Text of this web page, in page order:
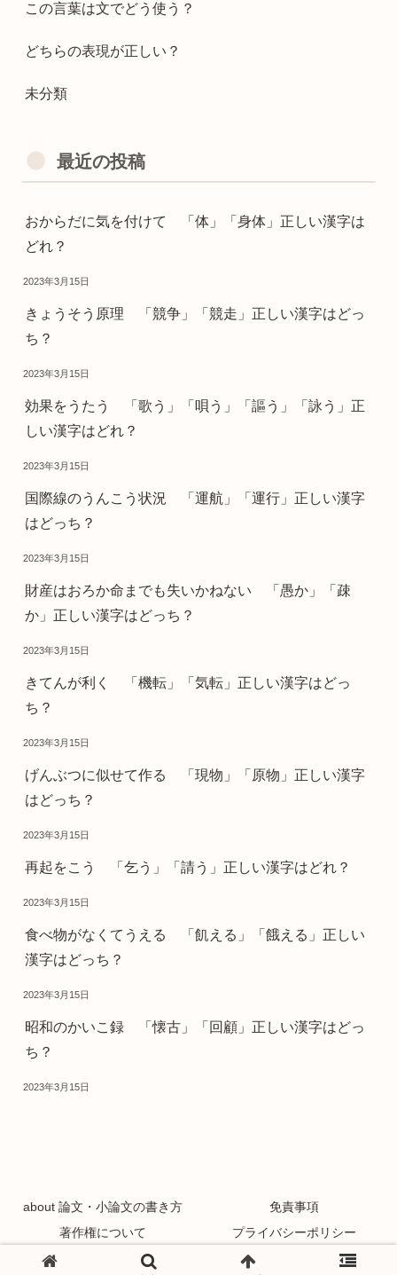
この言葉は文でどう使う？
どちらの表現が正しい？
未分類
最近の投稿
おからだに気を付けて 「体」「身体」正しい漢字は
どれ？
2023年3月15日
きょうそう原理 「競争」「競走」正しい漢字はどっ
ち？
2023年3月15日
効果をうたう 「歌う」「唄う」「謳う」「詠う」正
しい漢字はどれ？
2023年3月15日
国際線のうんこう状況 「運航」「運行」正しい漢字
はどっち？
2023年3月15日
財産はおろか命までも失いかねない 「愚か」「疎
か」正しい漢字はどっち？
2023年3月15日
きてんが利く 「機転」「気転」正しい漢字はどっ
ち？
2023年3月15日
げんぶつに似せて作る 「現物」「原物」正しい漢字
はどっち？
2023年3月15日
再起をこう 「乞う」「請う」正しい漢字はどれ？
2023年3月15日
食べ物がなくてうえる 「飢える」「餓える」正しい
漢字はどっち？
2023年3月15日
昭和のかいこ録 「懐古」「回顧」正しい漢字はどっ
ち？
2023年3月15日
about 論文・小論文の書き方
免責事項
著作権について
プライバシーポリシー
Copyright © 2021 論文・小論文の書き方 All Rights Reserved.